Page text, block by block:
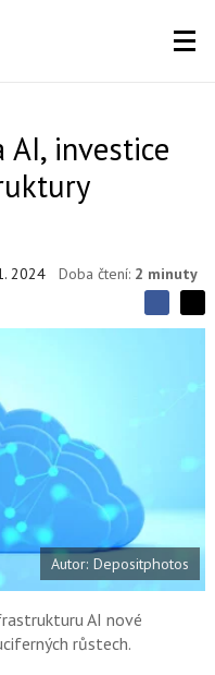
AI, investice
2024 Doba čtení: 2 minuty
SS
c
b
o
o
k
t
X
Autor: Depositphotos
AI nové
růstech.